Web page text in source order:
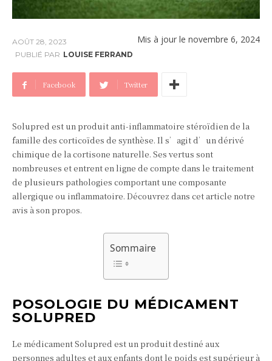
AOÛT 28, 2023 Mis à jour le novembre 6, 2024
PUBLIÉ PAR LOUISE FERRAND
Facebook Twitter
Solupred est un produit anti-inflammatoire stéroïdien de la
famille des corticoïdes de synthèse. Il s’agit d’un dérivé
chimique de la cortisone naturelle. Ses vertus sont
nombreuses et entrent en ligne de compte dans le traitement
de plusieurs pathologies comportant une composante
allergique ou inflammatoire. Découvrez dans cet article notre
avis à son propos.
Sommaire
POSOLOGIE DU MÉDICAMENT
SOLUPRED
Le médicament Solupred est un produit destiné aux
personnes adultes et aux enfants dont le poids est supérieur à